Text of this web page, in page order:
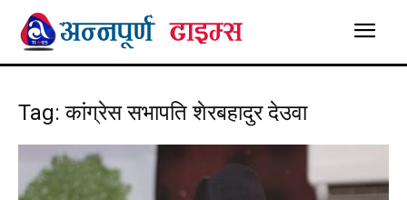
Tag: कांग्रेस सभापति शेरबहादुर देउवा